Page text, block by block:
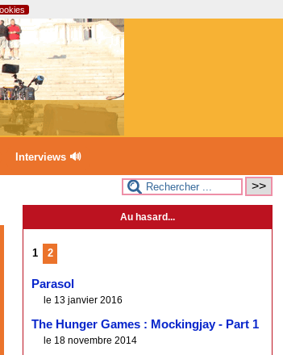
Interviews 🔊
Au hasard...
1 2
Parasol
le 13 janvier 2016
The Hunger Games : Mockingjay - Part 1
le 18 novembre 2014